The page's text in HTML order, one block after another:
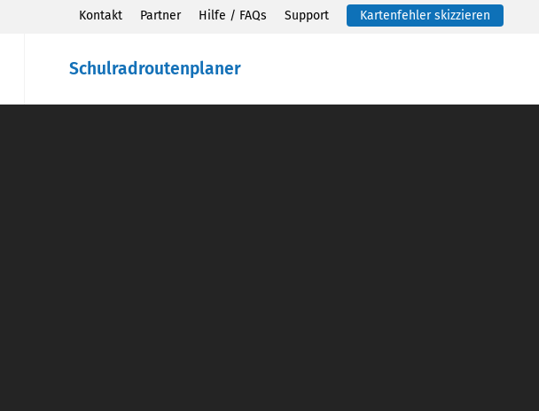
Kontakt Partner Hilfe / FAQs Support Kartenfehler skizzieren
Schulradroutenplaner